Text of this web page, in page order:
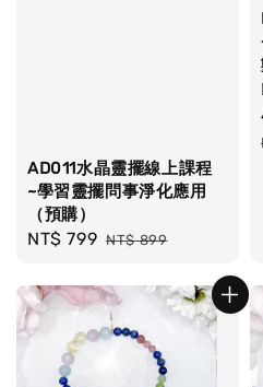
AD011水晶靈擺線上課程
~學習靈擺問事淨化應用
（預購）
Sale
NT$ 799 Regular
NT$ 899